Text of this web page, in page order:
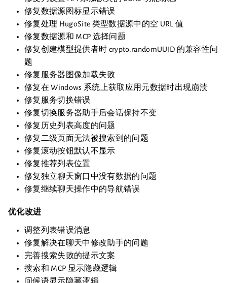
修复数据源图标显示错误
修复处理 HugoSite 类型数据源中的空 URL 值
修复数据源和 MCP 选择问题
修复创建模型提供者时 crypto.randomUUID 的兼容性问
题
修复服务器图像加载失败
修复在 Windows 系统上获取应用元数据时出现崩溃
修复服务切换错误
修复切换服务器助手后会话保持不变
修复历史列表高度的问题
修复二级页面无法被搜索到的问题
修复滚动按钮默认不显示
修复推荐列表位置
修复独立聊天窗口中没有数据的问题
修复继续聊天操作中的导航错误
优化改进
调整列表错误消息
修复解决在聊天中修改助手的问题
完善搜索失败的提示文案
搜索和 MCP 显示隐藏逻辑
问候语显示隐藏逻辑